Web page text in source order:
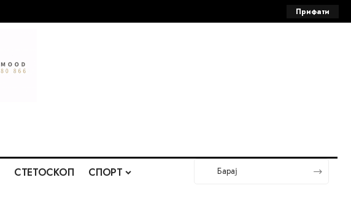
Прифати
СТЕТОСКОП СПОРТ